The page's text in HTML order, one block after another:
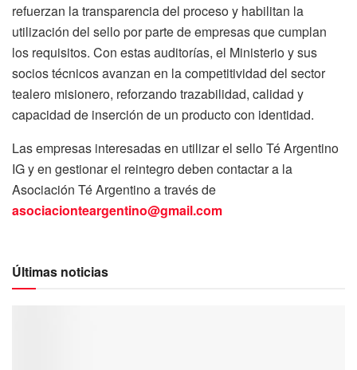
refuerzan la transparencia del proceso y habilitan la
utilización del sello por parte de empresas que cumplan
los requisitos. Con estas auditorías, el Ministerio y sus
socios técnicos avanzan en la competitividad del sector
tealero misionero, reforzando trazabilidad, calidad y
capacidad de inserción de un producto con identidad.
Las empresas interesadas en utilizar el sello Té Argentino
IG y en gestionar el reintegro deben contactar a la
Asociación Té Argentino a través de
asociacionteargentino@gmail.com
Últimas noticias